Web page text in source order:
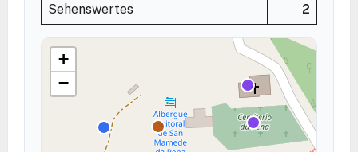
Sehenswertes
2
+
−